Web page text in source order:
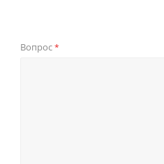
Вопрос*